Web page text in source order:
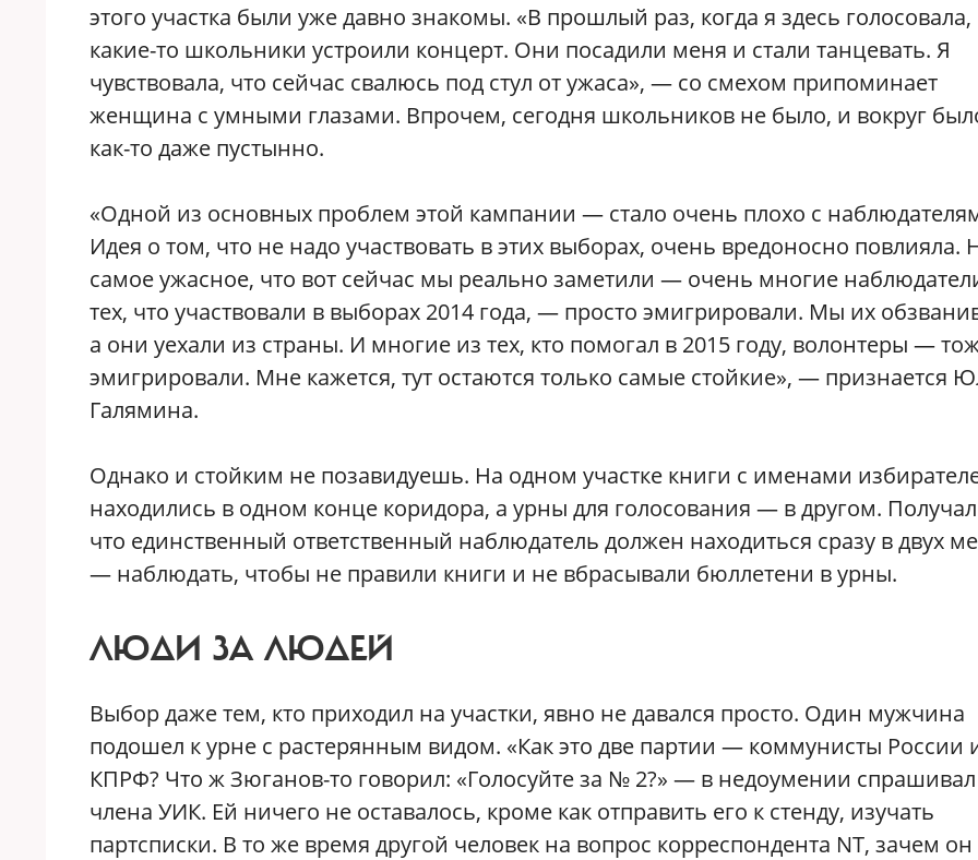
этого участка были уже давно знакомы. «В прошлый раз, когда я здесь голосовала,
какие-то школьники устроили концерт. Они посадили меня и стали танцевать. Я
чувствовала, что сейчас свалюсь под стул от ужаса», — со смехом припоминает
женщина с умными глазами. Впрочем, сегодня школьников не было, и вокруг
как-то даже пустынно.
«Одной из основных проблем этой кампании — стало очень плохо с
Идея о том, что не надо участвовать в этих выборах, очень вредоносно повлияла.
самое ужасное, что вот сейчас мы реально заметили — очень многие
тех, что участвовали в выборах 2014 года, — просто эмигрировали. Мы их
а они уехали из страны. И многие из тех, кто помогал в 2015 году, волонтеры —
эмигрировали. Мне кажется, тут остаются только самые стойкие», — признается
Галямина.
Однако и стойким не позавидуешь. На одном участке книги с именами
находились в одном конце коридора, а урны для голосования — в другом.
что единственный ответственный наблюдатель должен находиться сразу в двух
— наблюдать, чтобы не правили книги и не вбрасывали бюллетени в урны.
ЛЮДИ ЗА ЛЮДЕЙ
Выбор даже тем, кто приходил на участки, явно не давался просто. Один мужчина
подошел к урне с растерянным видом. «Как это две партии — коммунисты России
КПРФ? Что ж Зюганов-то говорил: «Голосуйте за № 2?» — в недоумении
члена УИК. Ей ничего не оставалось, кроме как отправить его к стенду, изучать
партсписки. В то же время другой человек на вопрос корреспондента NT, зачем он